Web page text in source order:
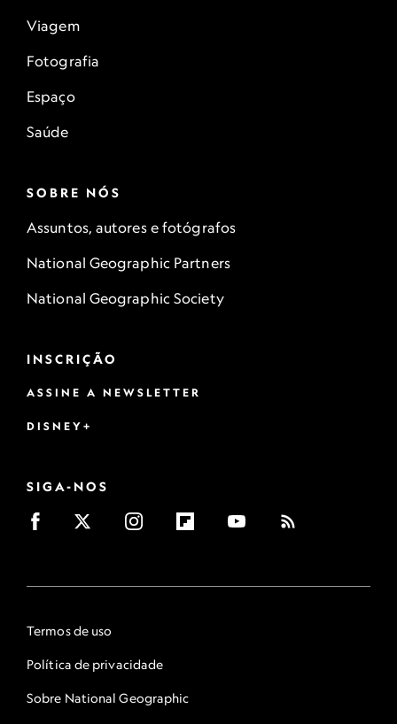
Viagem
Fotografia
Espaço
Saúde
SOBRE NÓS
Assuntos, autores e fotógrafos
National Geographic Partners
National Geographic Society
INSCRIÇÃO
ASSINE A NEWSLETTER
DISNEY+
SIGA-NOS
Termos de uso
Política de privacidade
Sobre National Geographic